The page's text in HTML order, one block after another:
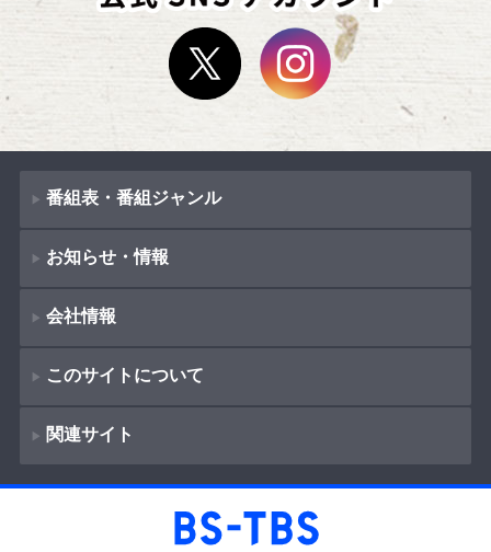
番組表・番組ジャンル
番組表
番組ジャンル
ドラマ
映画
お知らせ・情報
新着情報
お知らせ
イベント
ショッピング
会社情報
会社概要
（Company Information）
このサイトについて
著作権とリンク
サイトポリシー
関連サイト